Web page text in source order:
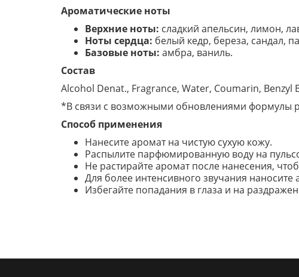
Ароматические ноты
Верхние ноты: сладкий апельсин, лимон,
Ноты сердца: белый кедр, береза, сандал,
Базовые ноты: амбра, ваниль.
Состав
Alcohol Denat., Fragrance, Water, Coumarin, Benzyl
*В связи с возможными обновлениями формулы
Способ применения
Нанесите аромат на чистую сухую кожу.
Распылите парфюмированную воду на
Не растирайте аромат после нанесения,
Для более интенсивного звучания наносите
Избегайте попадания в глаза и на